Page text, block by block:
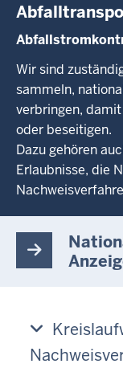
Wir sind
sammeln,
verbringen,
oder beseitigen.
Dazu gehören
Erlaubnisse, die